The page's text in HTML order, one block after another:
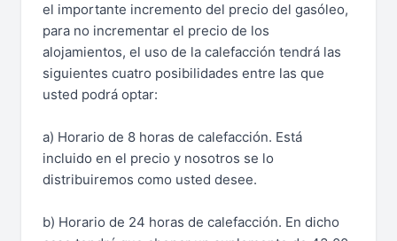
el importante incremento del precio del gasóleo,
para no incrementar el precio de los
alojamientos, el uso de la calefacción tendrá las
siguientes cuatro posibilidades entre las que
usted podrá optar:
a) Horario de 8 horas de calefacción. Está
incluido en el precio y nosotros se lo
distribuiremos como usted desee.
b) Horario de 24 horas de calefacción. En dicho